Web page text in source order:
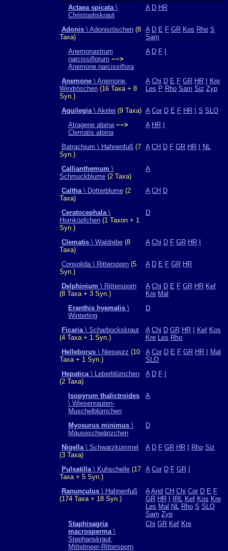
Actaea spicata\
Christophskraut
A D HR
Adonis \ Adonisröschen (8
Taxa)
A D E F GR Kos Rho S
Sam
Anemonastrum
narcissiflorum −−>
Anemone narcissiflora
A D F
Anemone \ Anemone,
Windröschen (16 Taxa + 8
Syn.)
A Chi D E F GR HR
Kre
Les P Rho Sam Siz Zyp
Aquilegia\ Akelei (9 Taxa) A Cor D E F HR S SLO
Atragene alpina −−>
Clematis alpina
A HR
Batrachium \ Hahnenfuß (7
Syn.)
A CH D F GR HR NL
Callianthemum \
Schmuckblume (2 Taxa)
A
Caltha\ Dotterblume (2
Taxa)
A CH D
Ceratocephala\
Hornköpfchen (1 Taxon + 1
Syn.)
D
Clematis \ Waldrebe (8
Taxa)
A Chi D F GR HR
Consolida \ Rittersporn (5
Syn.)
A D E F GR HR
Delphinium \ Rittersporn
(8 Taxa + 3 Syn.)
A Chi D E F GR HR Kef
Kre Mal
Eranthis hyemalis \
Winterling
D
Ficaria\ Scharbockskraut
(4 Taxa + 1 Syn.)
A Chi D GR HR Kef Kos
Kre Les Rho
Helleborus \ Nieswurz (10
Taxa + 1 Syn.)
A Cor D E F GR HR
Mal
SLO
Hepatica\ Leberblümchen
(2 Taxa)
A D F
Isopyrum thalictroides
\ Wiesenrauten-
Muschelblümchen
A
Myosurus minimus \
Mäuseschwänzchen
D
Nigella\ Schwarzkümmel
(3 Taxa)
A D F GR HR Rho Siz
Pulsatilla\ Kuhschelle (17
Taxa + 5 Syn.)
A Cor D F GR
Ranunculus \ Hahnenfuß
(174 Taxa + 18 Syn.)
A And CH Chi Cor D E F
GR HR IRL Kef Kos Kre
Les Mal NL Rho S SLO
Sam Zyp
Staphisagria
macrosperma\
Stephanskraut,
Mittelmeer-Rittersporn
Chi GR Kef Kre